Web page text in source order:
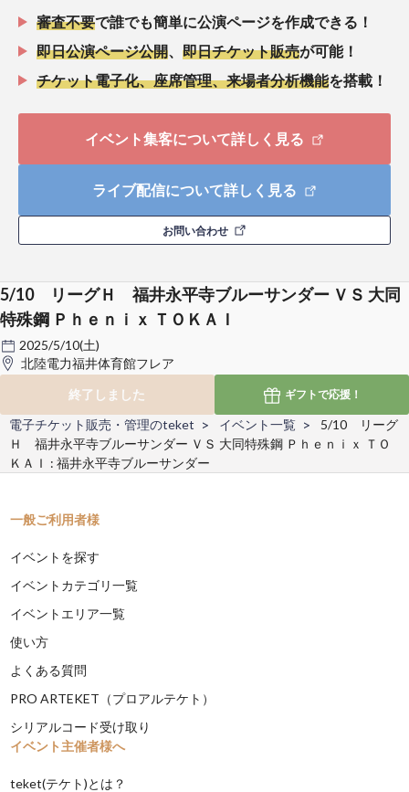
審査不要で誰でも簡単に公演ページを作成できる！
即日公演ページ公開
即日チケット販売が可能！
チケット電子化、座席管理、来場者分析機能を搭載！
イベント集客について詳しく見る
ライブ配信について詳しく見る
お問い合わせ
5/10 リーグＨ 福井永平寺ブルーサンダー ＶＳ 大同
特殊鋼 Ｐｈｅｎｉｘ ＴＯＫＡＩ
2025/5/10(土)
北陸電力福井体育館フレア
終了しました
ギフトで応援！
電子チケット販売・管理のteket イベント一覧
5/10 リーグ
Ｈ 福井永平寺ブルーサンダー ＶＳ 大同特殊鋼 Ｐｈｅｎｉｘ ＴＯ
ＫＡＩ : 福井永平寺ブルーサンダー
一般ご利用者様
イベントを探す
イベントカテゴリ一覧
イベントエリア一覧
使い方
よくある質問
PRO ARTEKET（プロアルテケト）
シリアルコード受け取り
イベント主催者様へ
teket(テケト)とは？